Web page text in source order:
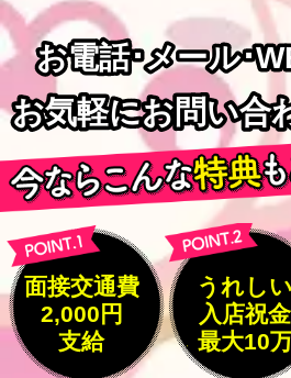
お電話･メール･
お電話･メール･
お気軽にお問い合
お気軽にお問い合
面接交通費
2,000円
支給
うれしい
入店祝金
最大10